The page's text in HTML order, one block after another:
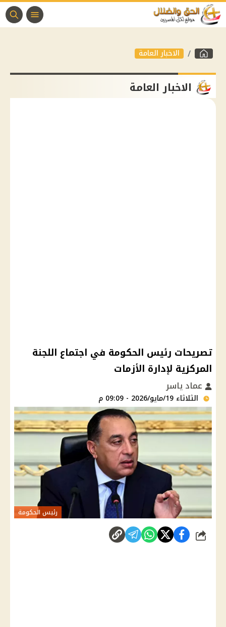
الاخبار العامة
الاخبار العامة
تصريحات رئيس الحكومة في اجتماع اللجنة
المركزية لإدارة الأزمات
عماد ياسر
الثلاثاء 19/مايو/2026 - 09:09 م
رئيس الحكومة
شارك